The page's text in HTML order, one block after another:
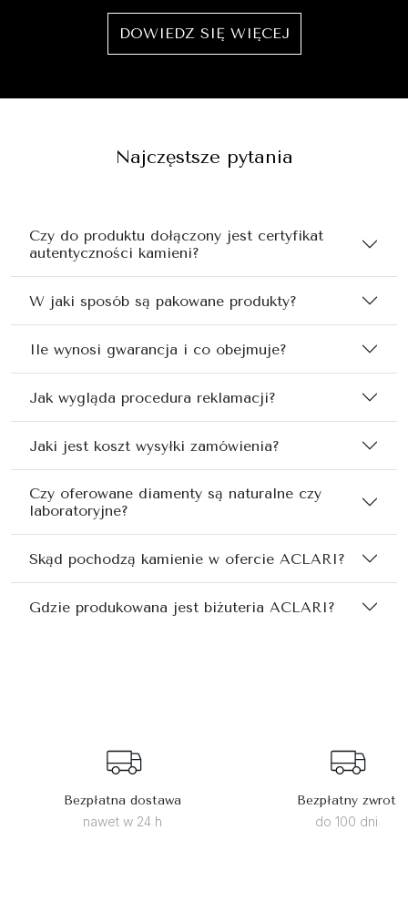
DOWIEDZ SIĘ WIĘCEJ
Najczęstsze pytania
Czy do produktu dołączony jest certyfikat
autentyczności kamieni?
W jaki sposób są pakowane produkty?
Ile wynosi gwarancja i co obejmuje?
Jak wygląda procedura reklamacji?
Jaki jest koszt wysyłki zamówienia?
Czy oferowane diamenty są naturalne czy
laboratoryjne?
Skąd pochodzą kamienie w ofercie ACLARI?
Gdzie produkowana jest biżuteria ACLARI?
Bezpłatna dostawa
nawet w 24 h
Bezpłatny zwrot
do 100 dni